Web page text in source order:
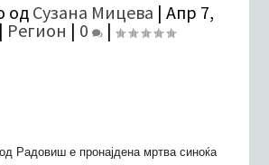
одСузана Мицева | Апр 7,
| Регион | 0 |
Радовиш е пронајдена мртва синоќа